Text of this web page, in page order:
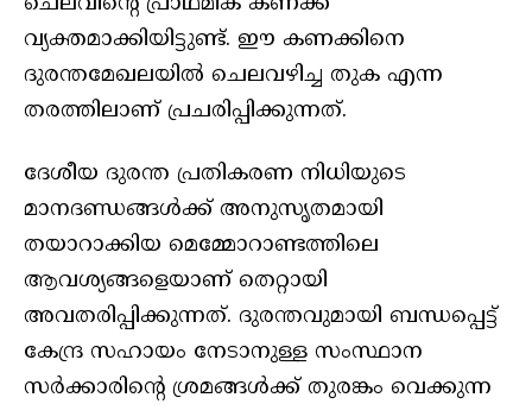
വ്യക്തമാക്കിയിട്ടുണ്ട്. ഈ കണക്കിനെ
ദുരന്തമേഖലയില്‍ ചെലവഴിച്ച തുക എന്ന
തരത്തിലാണ് പ്രചരിപ്പിക്കുന്നത്.
ദേശീയ ദുരന്ത പ്രതികരണ നിധിയുടെ
മാനദണ്ഡങ്ങള്‍ക്ക് അനുസൃതമായി
തയാറാക്കിയ മെമ്മോറാണ്ടത്തിലെ
ആവശ്യങ്ങളെയാണ് തെറ്റായി
അവതരിപ്പിക്കുന്നത്. ദുരന്തവുമായി ബന്ധപ്പെട്ട്
കേന്ദ്ര സഹായം നേടാനുള്ള സംസ്ഥാന
സര്‍ക്കാരിന്റെ ശ്രമങ്ങള്‍ക്ക് തുരങ്കം വെക്കുന്ന